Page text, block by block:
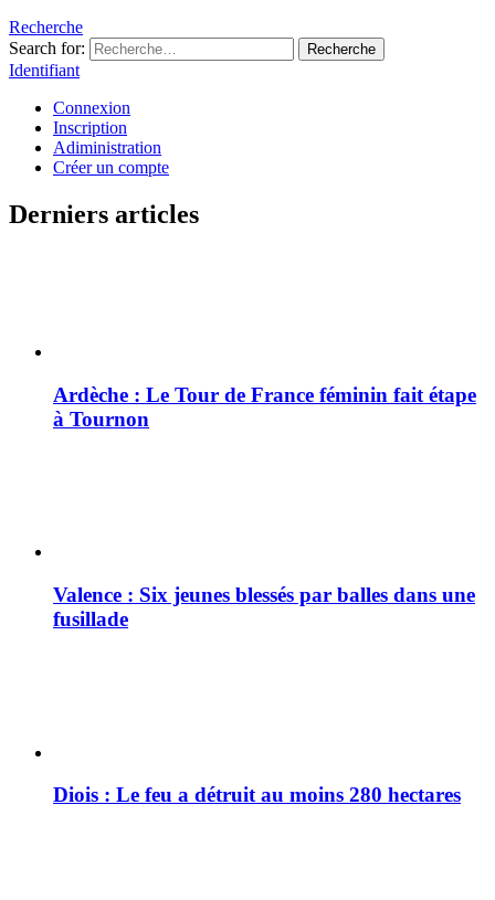
Recherche
Search for:
Recherche
Identifiant
Connexion
Inscription
Adiministration
Créer un compte
Derniers articles
Ardèche : Le Tour de France féminin fait étape
à Tournon
Valence : Six jeunes blessés par balles dans une
fusillade
Diois : Le feu a détruit au moins 280 hectares